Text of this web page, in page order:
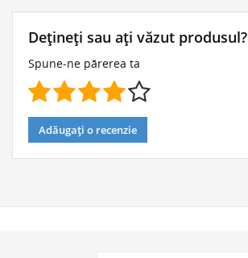
Dețineți sau ați văzut produsul?
Spune-ne părerea ta
Adăugați o recenzie